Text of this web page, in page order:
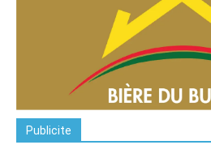
Publicite